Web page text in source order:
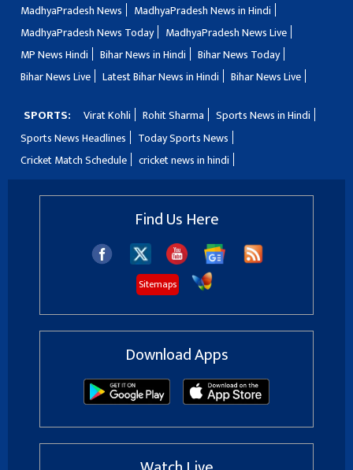
MadhyaPradesh News
MadhyaPradesh News in Hindi
MadhyaPradesh News Today
MadhyaPradesh News Live
MP News Hindi
Bihar News in Hindi
Bihar News Today
Bihar News Live
Latest Bihar News in Hindi Bihar News Live
SPORTS: Virat Kohli Rohit Sharma
Sports News in Hindi
Sports News Headlines
Today Sports News
Cricket Match Schedule
cricket news in hindi
Find Us Here
Sitemaps
Download Apps